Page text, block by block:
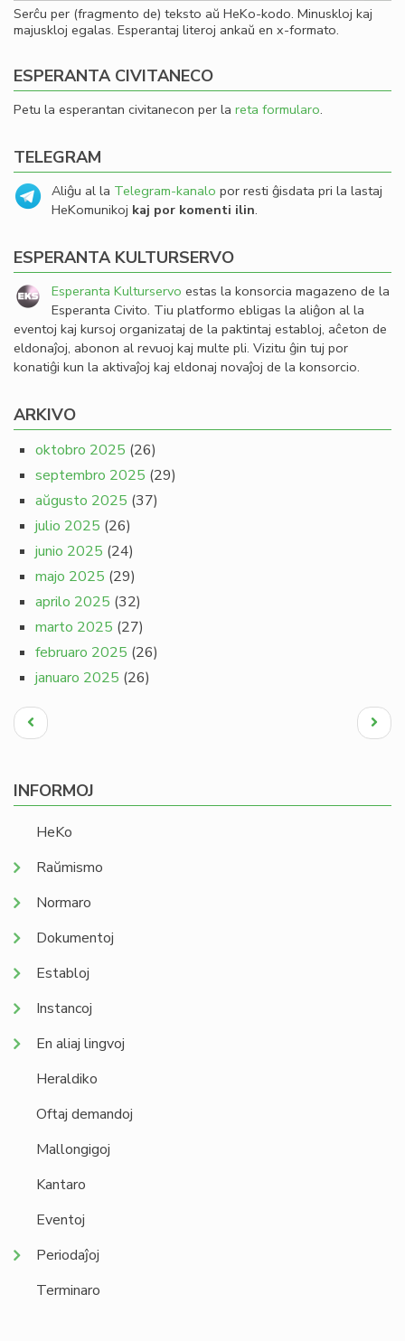
Serĉu per (fragmento de) teksto aŭ HeKo-kodo. Minuskloj kaj
majuskloj egalas. Esperantaj literoj ankaŭ en x-formato.
ESPERANTA CIVITANECO
Petu la esperantan civitanecon per la reta formularo.
TELEGRAM
Aliĝu al la Telegram-kanalo por resti ĝisdata pri la lastaj
HeKomunikoj kaj por komenti ilin.
ESPERANTA KULTURSERVO
Esperanta Kulturservo estas la konsorcia magazeno de la
Esperanta Civito. Tiu platformo ebligas la aliĝon al la
eventoj kaj kursoj organizataj de la paktintaj establoj, aĉeton de
eldonaĵoj, abonon al revuoj kaj multe pli. Vizitu ĝin tuj por
konatiĝi kun la aktivaĵoj kaj eldonaj novaĵoj de la konsorcio.
ARKIVO
oktobro 2025 (26)
septembro 2025 (29)
aŭgusto 2025 (37)
julio 2025 (26)
junio 2025 (24)
majo 2025 (29)
aprilo 2025 (32)
marto 2025 (27)
februaro 2025 (26)
januaro 2025 (26)
Pagination
Antaŭa
paĝo
Next
page
INFORMOJ
HeKo
Raŭmismo
Normaro
Dokumentoj
Establoj
Instancoj
En aliaj lingvoj
Heraldiko
Oftaj demandoj
Mallongigoj
Kantaro
Eventoj
Periodaĵoj
Terminaro